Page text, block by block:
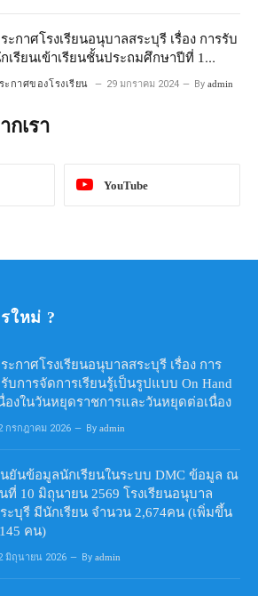
ะกาศโรงเรียนอนุบาลสระบุรี เรื่อง การรับ
เรียนเข้าเรียนชั้นประถมศึกษาปีที่ 1
ครงการห้องเรียนพิเศษ วิทยาศาสตร์ และ
ะกาศของโรงเรียน 29 มกราคม 2024 By admin
กเรา
YouTube
ใหม่ ?
ะกาศโรงเรียนอนุบาลสระบุรี เรื่อง การ
บการจัดการเรียนรู้เป็นรูปแบบ On Hand
องในวันหยุดราชการและวันหยุดต่อเนื่อง
กรกฎาคม 2026 By admin
ยันข้อมูลนักเรียนในระบบ DMC ข้อมูล ณ
ที่ 10 มิถุนายน 2569 โรงเรียนอนุบาล
ะบุรี มีนักเรียน จำนวน 2,674คน (เพิ่มขึ้น
คน)
มิถุนายน 2026 By admin